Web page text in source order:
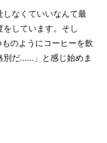
なくていいなんて最
しています。そし
のようにコーヒーを飲
別だ……」と感じ始めま